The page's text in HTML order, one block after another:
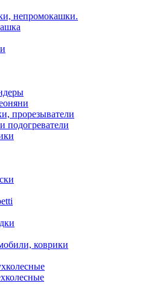
непромокашки.
прорезыватели
подогреватели
коврики